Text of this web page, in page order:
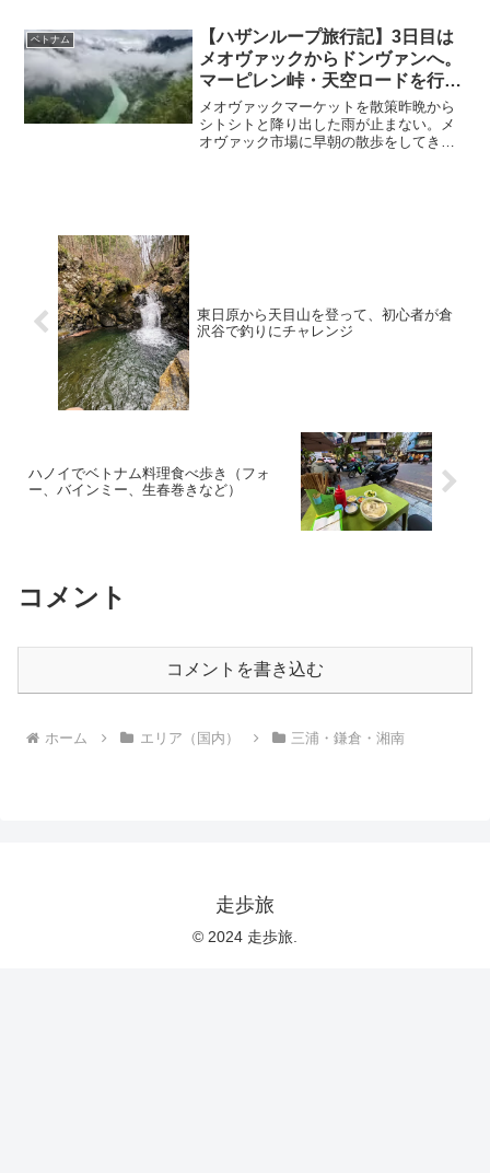
離19.3km登り1,811m下り1,446m 山行
5:49休憩0:44合計6:338:20 ...
ルートを緩く歩くことにしました。行き
先をここにしたのは、父の本棚にあった
五木寛之氏の『百寺巡礼 第1巻 奈良』を
読んだことがきっかけです。【コース概
要】二上神社口駅 〜 加守神社 〜 二上山
（雄岳）〜 二上山（雌岳）〜 岩屋 〜 祐
泉寺 〜 當麻寺 〜 当麻寺駅合計時
間 ：3時間29分（活動時間2時間
ベトナム
【ハザンループ旅行記】3日目は
メオヴァックからドンヴァンへ。
マーピレン峠・天空ロードを行く
｜ベトナム北部の旅⑤
メオヴァックマーケットを散策昨晩から
シトシトと降り出した雨が止まない。メ
オヴァック市場に早朝の散歩をしてき
ブック: 失われゆく桃源郷を求めて (ガイ
ドブック 旅日記 トラベル 旅行)新品
東日原から天目山を登って、初心者が倉
沢谷で釣りにチャレンジ
ハノイでベトナム料理食べ歩き（フォ
ー、バインミー、生春巻きなど）
コメント
コメントを書き込む
ホーム エリア（国内） 三浦・鎌倉・湘南
走歩旅
© 2024 走歩旅.